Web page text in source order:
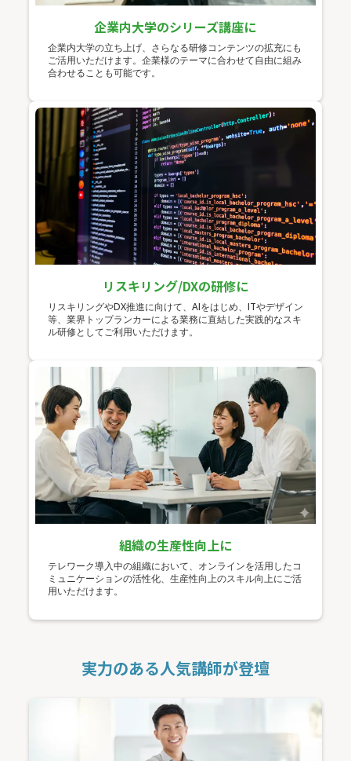
企業内大学のシリーズ講座に
企業内大学の立ち上げ、さらなる研修コンテンツの拡充にも
ご活用いただけます。企業様のテーマに合わせて自由に組み
合わせることも可能です。
リスキリング/DXの研修に
リスキリングやDX推進に向けて、AIをはじめ、ITやデザイン
等、業界トップランカーによる業務に直結した実践的なスキ
ル研修としてご利用いただけます。
組織の生産性向上に
テレワーク導入中の組織において、オンラインを活用したコ
ミュニケーションの活性化、生産性向上のスキル向上にご活
用いただけます。
実力のある人気講師が登壇